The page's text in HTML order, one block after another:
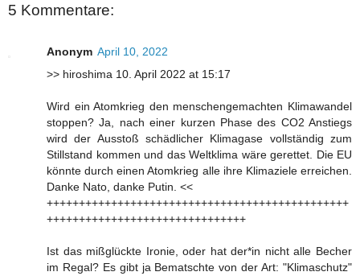
5 Kommentare:
Anonym April 10, 2022
>> hiroshima 10. April 2022 at 15:17
Wird ein Atomkrieg den menschengemachten Klimawandel
stoppen? Ja, nach einer kurzen Phase des CO2 Anstiegs
wird der Ausstoß schädlicher Klimagase vollständig zum
Stillstand kommen und das Weltklima wäre gerettet. Die EU
könnte durch einen Atomkrieg alle ihre Klimaziele erreichen.
Danke Nato, danke Putin. <<
+++++++++++++++++++++++++++++++++++++++++++++++
+++++++++++++++++++++++++++++++
Ist das mißglückte Ironie, oder hat der*in nicht alle Becher
im Regal? Es gibt ja Bematschte von der Art: "Klimaschutz"